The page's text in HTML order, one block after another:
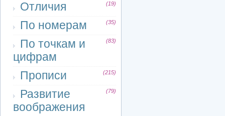
Отличия (19)
По номерам (35)
По точкам и
цифрам
(83)
Прописи (215)
Развитие
воображения
(79)